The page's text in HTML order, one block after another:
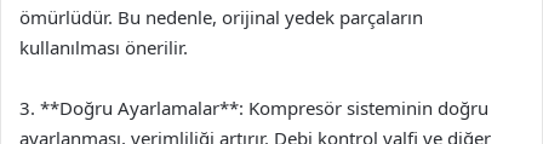
ömürlüdür. Bu nedenle, orijinal yedek parçaların
kullanılması önerilir.
3. **Doğru Ayarlamalar**: Kompresör sisteminin doğru
ayarlanması, verimliliği artırır. Debi kontrol valfi ve diğer